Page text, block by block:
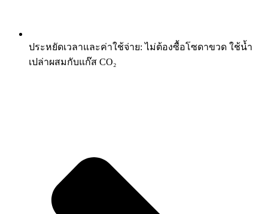
ประหยัดเวลาและค่าใช้จ่าย: ไม่ต้องซื้อโซดาขวด ใช้น้ำ
เปล่าผสมกับแก๊ส CO₂